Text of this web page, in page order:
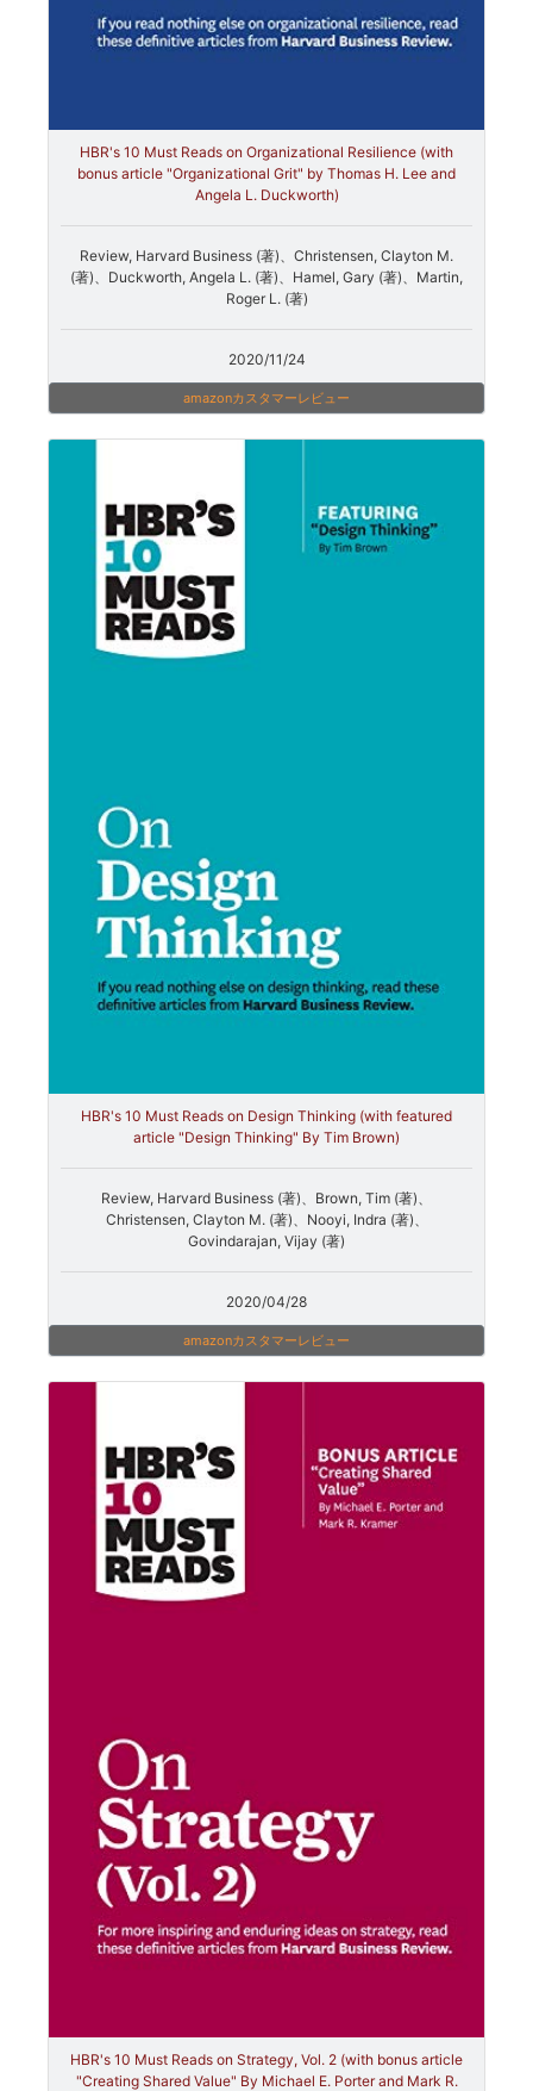
HBR's 10 Must Reads on Organizational Resilience (with
bonus article "Organizational Grit" by Thomas H. Lee and
Angela L. Duckworth)
Review, Harvard Business (著)、Christensen, Clayton M.
(著)、Duckworth, Angela L. (著)、Hamel, Gary (著)、Martin,
Roger L. (著)
2020/11/24
amazonカスタマーレビュー
HBR's 10 Must Reads on Design Thinking (with featured
article "Design Thinking" By Tim Brown)
Review, Harvard Business (著)、Brown, Tim (著)、
Christensen, Clayton M. (著)、Nooyi, Indra (著)、
Govindarajan, Vijay (著)
2020/04/28
amazonカスタマーレビュー
HBR's 10 Must Reads on Strategy, Vol. 2 (with bonus article
"Creating Shared Value" By Michael E. Porter and Mark R.